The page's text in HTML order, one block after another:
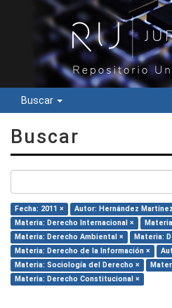
Buscar
Buscar
Fecha: 2011 ×
Autor: Hernández
Materia: Derecho Internacional ×
Materia: Derecho Ambiental ×
Materia:
Materia: Derecho de la Información ×
Materia: Sociología del Derecho ×
Materia: Derecho Constitucional ×